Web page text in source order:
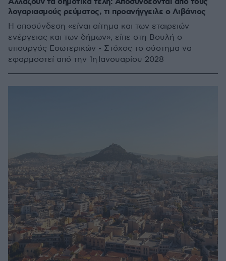
λογαριασμούς ρεύματος, τι προανήγγειλε ο Λιβάνιος
Η αποσύνδεση «είναι αίτημα και των εταιρειών
ενέργειας και των δήμων», είπε στη Βουλή ο
υπουργός Εσωτερικών - Στόχος το σύστημα να
εφαρμοστεί από την 1η Ιανουαρίου 2028